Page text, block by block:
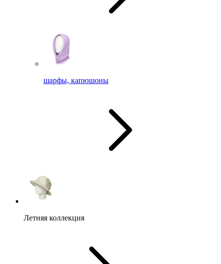
шарфы, капюшоны
Летняя коллекция